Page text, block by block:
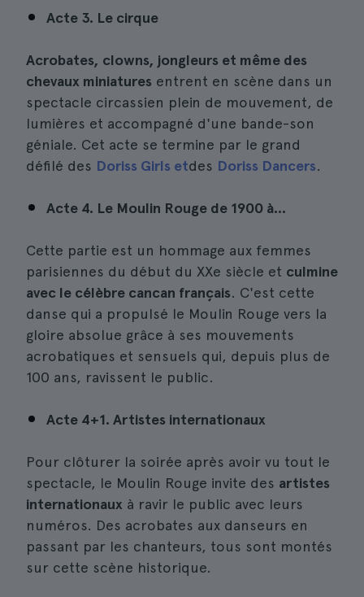
Acte 3. Le cirque
Acrobates, clowns, jongleurs et même des
chevaux miniatures entrent en scène dans un
spectacle circassien plein de mouvement, de
lumières et accompagné d'une bande-son
géniale. Cet acte se termine par le grand
défilé des Doriss Girls etdes Doriss Dancers.
Acte 4. Le Moulin Rouge de 1900 à...
Cette partie est un hommage aux femmes
parisiennes du début du XXe siècle et culmine
avec le célèbre cancan français. C'est cette
danse qui a propulsé le Moulin Rouge vers la
gloire absolue grâce à ses mouvements
acrobatiques et sensuels qui, depuis plus de
100 ans, ravissent le public.
Acte 4+1. Artistes internationaux
Pour clôturer la soirée après avoir vu tout le
spectacle, le Moulin Rouge invite des artistes
internationaux à ravir le public avec leurs
numéros. Des acrobates aux danseurs en
passant par les chanteurs, tous sont montés
sur cette scène historique.